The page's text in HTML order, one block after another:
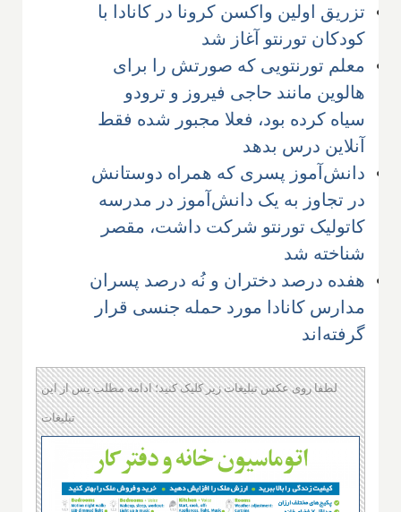
تزریق اولین واکسن کرونا در کانادا با
کودکان تورنتو آغاز شد
معلم تورنتویی که صورتش را برای
هالوین مانند حاجی فیروز و ترودو
سیاه کرده بود، فعلا مجبور شده فقط
آنلاین درس بدهد
دانش‌آموز پسری که همراه دوستانش
در تجاوز به یک دانش‌آموز در مدرسه
کاتولیک تورنتو شرکت داشت، مقصر
شناخته شد
هفده درصد دختران و نُه درصد پسران
مدارس کانادا مورد حمله جنسی قرار
گرفته‌اند
لطفا روی عکس تبلیغات زیر کلیک کنید؛ ادامه مطلب پس از این
تبلیغات